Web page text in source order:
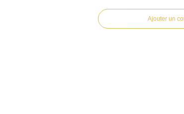
Ajouter un